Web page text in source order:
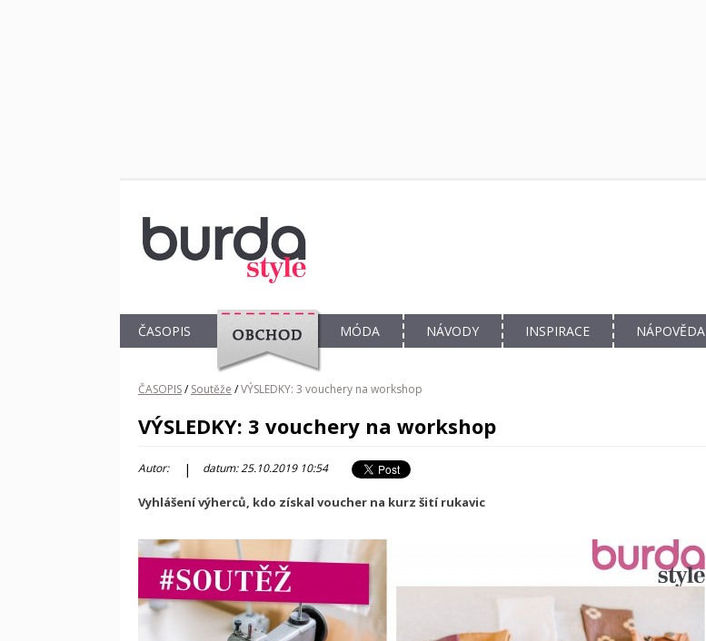
ČASOPIS
OBCHOD
MÓDA NÁVODY INSPIRACE NÁPOVĚDA
ČASOPIS/ Soutěže /VÝSLEDKY: 3 vouchery na workshop
VÝSLEDKY: 3 vouchery na workshop
Autor: | datum: 25.10.2019 10:54
Vyhlášení výherců, kdo získal voucher na kurz šití rukavic